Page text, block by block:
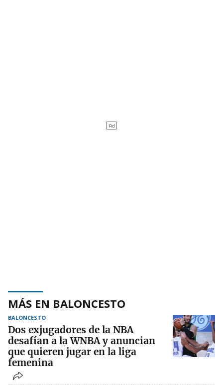
MÁS EN BALONCESTO
BALONCESTO
Dos exjugadores de la NBA
desafían a la WNBA y anuncian
que quieren jugar en la liga
femenina